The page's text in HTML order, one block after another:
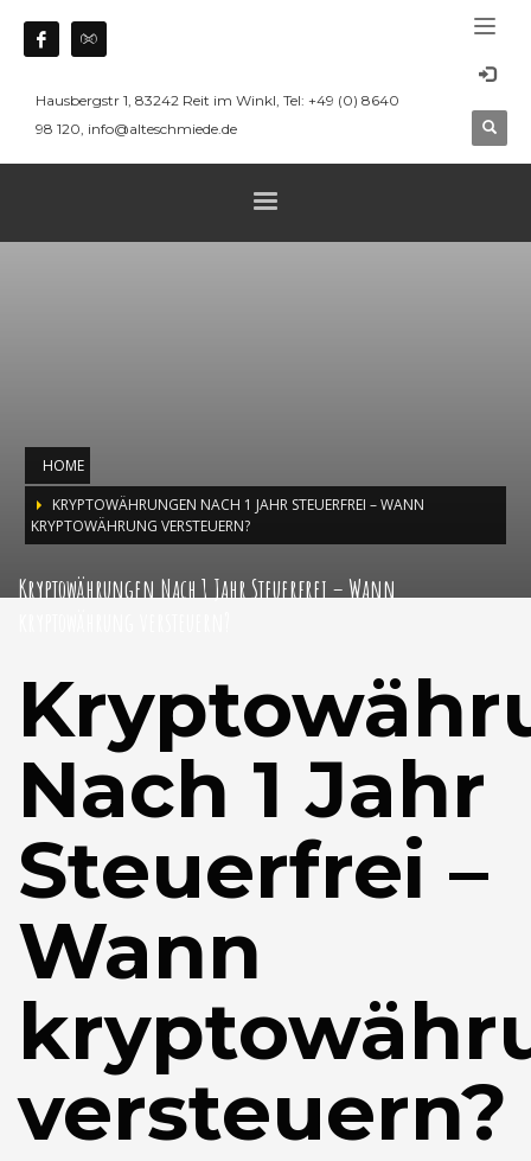
Hausbergstr 1, 83242 Reit im Winkl, Tel: +49 (0) 8640
98 120, info@alteschmiede.de
HOME
KRYPTOWÄHRUNGEN NACH 1 JAHR STEUERFREI – WANN
KRYPTOWÄHRUNG VERSTEUERN?
Kryptowährungen Nach 1 Jahr Steuerfrei – Wann
Nach 1 Jahr
Steuerfrei –
Wann
versteuern?